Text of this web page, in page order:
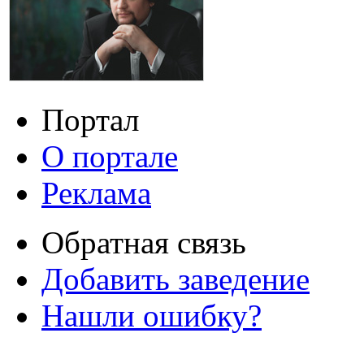
Портал
О портале
Реклама
Обратная связь
Добавить заведение
Нашли ошибку?